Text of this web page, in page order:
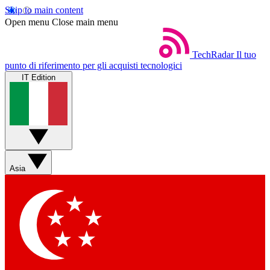
Skip to main content
Open menu Close main menu
TechRadar Il tuo
punto di riferimento per gli acquisti tecnologici
IT Edition
Asia